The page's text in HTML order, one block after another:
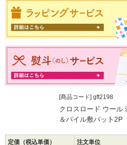
[商品コード] gft2198
クロスロード ウー
＆パイル敷パット2P
定価（税込単価） 注文単位